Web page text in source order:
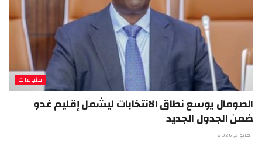
منوعات
الصومال يوسع نطاق الانتخابات ليشمل إقليم غدو
ضمن الجدول الجديد
مايو 3, 2026